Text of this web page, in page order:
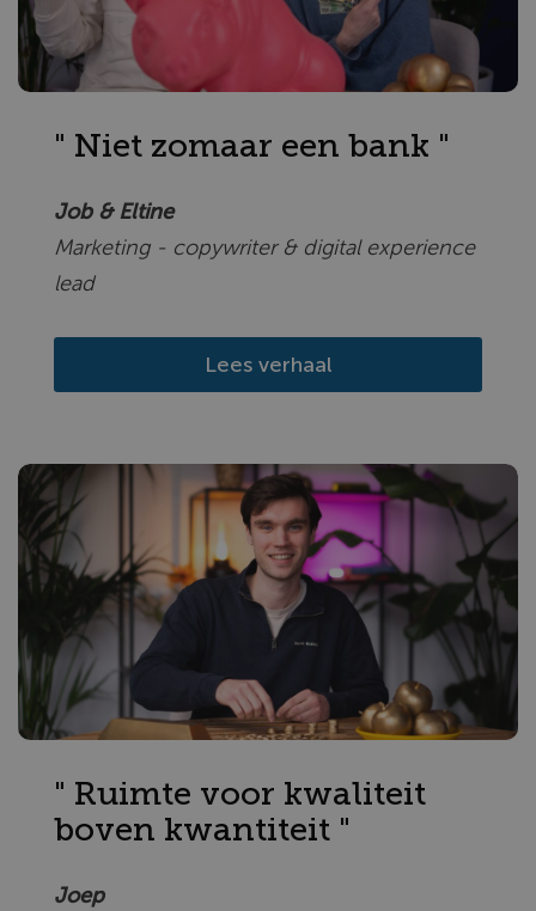
" Niet zomaar een bank "
Job & Eltine
Marketing - copywriter & digital experience
lead
Lees verhaal
" Ruimte voor kwaliteit
boven kwantiteit "
Joep